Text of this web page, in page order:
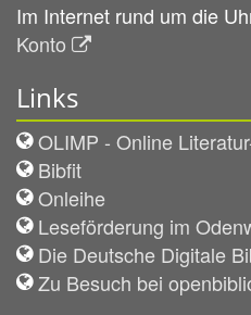
Im Internet rund um die
Konto
Links
OLIMP - Online
Bibfit
Onleihe
Leseförderung im
Die Deutsche Digitale
Zu Besuch bei